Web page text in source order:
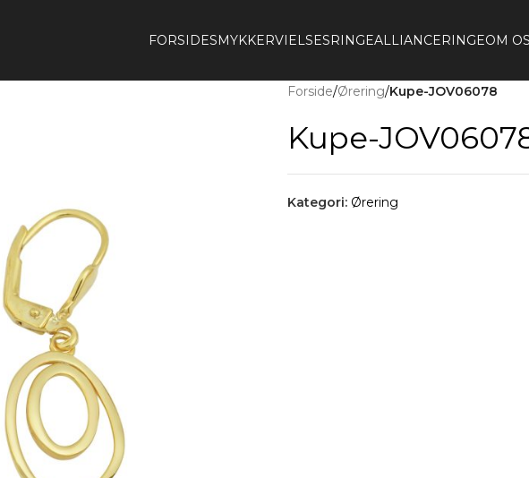
FORSIDESMYKKERVIELSESRINGEALLIANCERINGEOM OS
Forside/Ørering/Kupe-JOV06078
Kupe-
Kategori: Ørering